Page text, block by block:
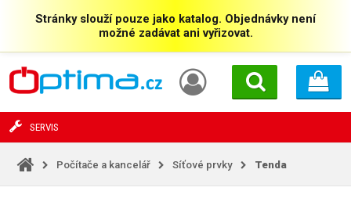
Stránky slouží pouze jako katalog. Objednávky není
možné zadávat ani vyřizovat.
SERVIS
Počítače a kancelář Síťové prvky Tenda